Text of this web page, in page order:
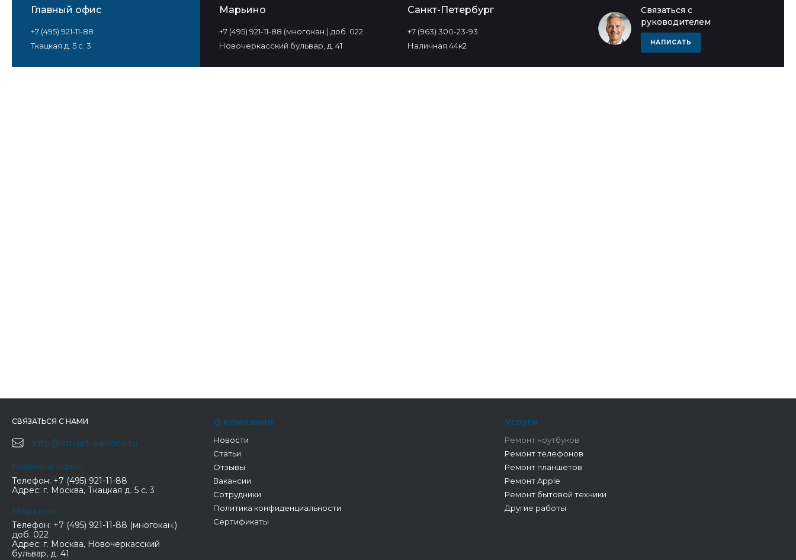
Связаться с
руководителем
НАПИСАТЬ
Главный офис
+7 (495) 921-11-88
Ткацкая д. 5 с. 3
Марьино
+7 (495) 921-11-88 (многокан.) доб. 022
Новочеркасский бульвар, д. 41
Санкт-Петербург
+7 (963) 300-23-93
Наличная 44к2
СВЯЗАТЬСЯ С НАМИ
info@smart-service.ru
Главный офис
Телефон: +7 (495) 921-11-88
Адрес: г. Москва, Ткацкая д. 5 с. 3
Марьино
Телефон: +7 (495) 921-11-88 (многокан.)
доб. 022
Адрес: г. Москва, Новочеркасский
бульвар, д. 41
О компании
Новости
Статьи
Отзывы
Вакансии
Сотрудники
Политика конфиденциальности
Сертификаты
Услуги
Ремонт ноутбуков
Ремонт телефонов
Ремонт планшетов
Ремонт Apple
Ремонт бытовой техники
Другие работы